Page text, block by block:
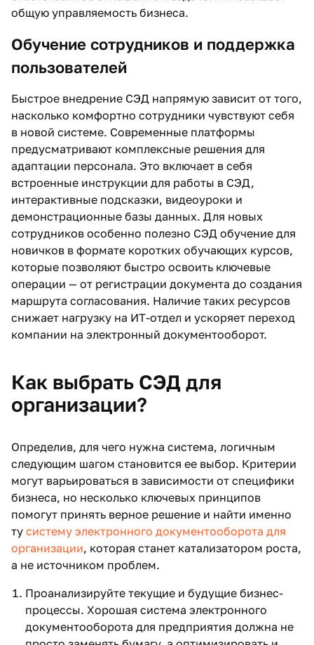
общую управляемость бизнеса.
Обучение сотрудников и поддержка
пользователей
Быстрое внедрение СЭД напрямую зависит от того,
насколько комфортно сотрудники чувствуют себя
в новой системе. Современные платформы
предусматривают комплексные решения для
адаптации персонала. Это включает в себя
встроенные инструкции для работы в СЭД,
интерактивные подсказки, видеоуроки и
демонстрационные базы данных. Для новых
сотрудников особенно полезно СЭД обучение для
новичков в формате коротких обучающих курсов,
которые позволяют быстро освоить ключевые
операции — от регистрации документа до создания
маршрута согласования. Наличие таких ресурсов
снижает нагрузку на ИТ-отдел и ускоряет переход
компании на электронный документооборот.
Как выбрать СЭД для
организации?
Определив, для чего нужна система, логичным
следующим шагом становится ее выбор. Критерии
могут варьироваться в зависимости от специфики
бизнеса, но несколько ключевых принципов
помогут принять верное решение и найти именно
ту систему электронного документооборота для
организации, которая станет катализатором роста,
а не источником проблем.
Проанализируйте текущие и будущие бизнес-
процессы. Хорошая система электронного
документооборота для предприятия должна не